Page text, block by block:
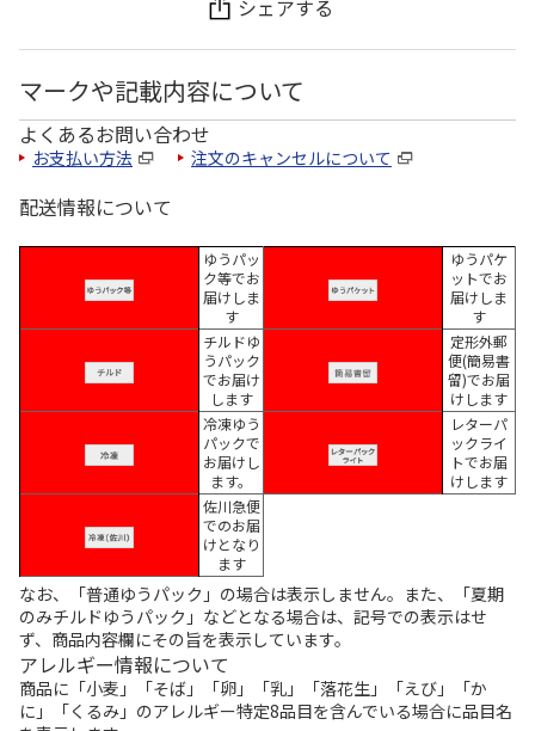
シェアする
マークや記載内容について
よくあるお問い合わせ
お支払い方法 注文のキャンセルについて
配送情報について
ゆうパッ
ク等でお
届けしま
す
ゆうパケ
ットでお
届けしま
す
チルドゆ
うパック
でお届け
します
定形外郵
便(簡易書
留)でお届
けします
冷凍ゆう
パックで
お届けし
ます。
レターパ
ックライ
トでお届
けします
佐川急便
でのお届
けとなり
ます
なお、「普通ゆうパック」の場合は表示しません。また、「夏期
のみチルドゆうパック」などとなる場合は、記号での表示はせ
ず、商品内容欄にその旨を表示しています。
アレルギー情報について
商品に「小麦」「そば」「卵」「乳」「落花生」「えび」「か
に」「くるみ」のアレルギー特定8品目を含んでいる場合に品目名